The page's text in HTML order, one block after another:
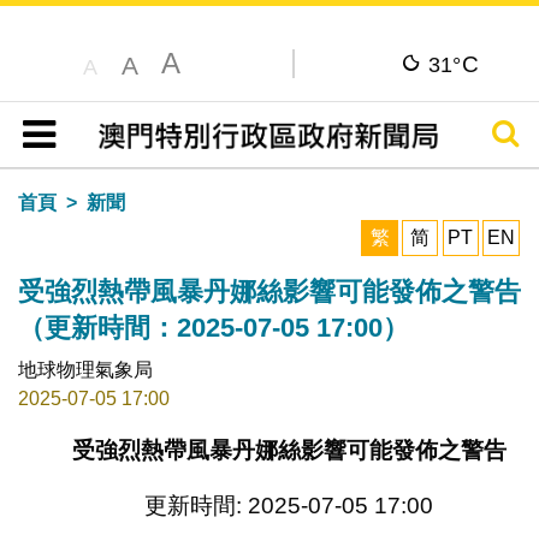
A A A 31°C
目錄
搜尋
首頁
新聞
繁
简 PT EN
受強烈熱帶風暴丹娜絲影響可能發佈之警告
（更新時間：2025-07-05 17:00）
地球物理氣象局
2025-07-05 17:00
受強烈熱帶風暴丹娜絲影響可能發佈之警告
更新時間: 2025-07-05 17:00